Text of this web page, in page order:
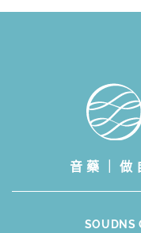
音藥｜做
SOUDNS